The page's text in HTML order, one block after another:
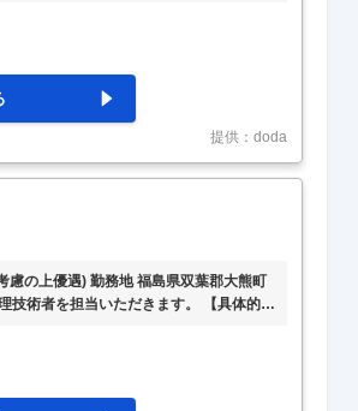
容： ・太陽光・風力発電所の連係線工
ダー業務 ・水素プラント・蓄電所工事
ー業務 ※初期配属は本社。その後、
提供：doda
慮の上優遇) 勤務地 福島県双葉郡大熊町
技術者を担当いただきます。 【具体的に
・第2種放射線取扱主任者 【歓迎要件】
運転、検査、計測などの経験をお持ち